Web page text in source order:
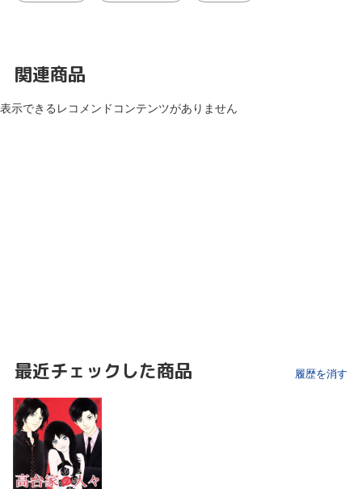
関連商品
表示できるレコメンドコンテンツがありません
最近チェックした商品 履歴を消す